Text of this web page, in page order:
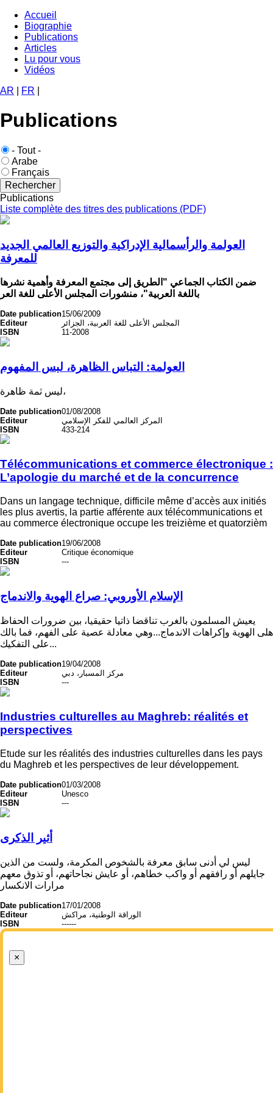
Aller
contenu
principal
Navigation
principale
Accueil
Biographie
Publications
Articles
Lu pour vous
Vidéos
AR
FR
Publications
Langue
publication
- Tout -
Arabe
Français
Publications
Liste complète des titres des publications (PDF)
العولمة والرأسمالية الإدراكية والتوزيع العالمي الجديد
للمعرفة
ضمن الكتاب الجماعي "الطريق إلى مجتمع المعرفة وأهمية نشرها
باللغة العربية"، منشورات المجلس الأعلى للغة العر
Date publication15/06/2009
Editeur
المجلس الأعلى للغة العربية، الجزائر
ISBN
11-2008
العولمة: التباس الظاهرة، لبس المفهوم
ليس ثمة ظاهرة،
Date publication01/08/2008
Editeur
المركز العالمي للفكر الإسلامي
ISBN
433-214
Télécommunications et commerce électronique :
L’apologie du marché et de la concurrence
Dans un langage technique, difficile même d’accès aux initiés
les plus avertis, la partie afférente aux télécommunications et
au commerce électronique occupe les treizième et quatorzièm
Date publication19/06/2008
Editeur
Critique économique
ISBN
---
الإسلام الأوروبي: صراع الهوية والاندماج
يعيش المسلمون بالغرب تناقضا ذاتيا حقيقيا، بين ضرورات الحفاظ
هلى الهوية وإكراهات الاندماج...وهي معادلة عصية على الفهم، فما بالك
على التفكيك...
Date publication19/04/2008
Editeur
مركز المسبار، دبي
ISBN
---
Industries culturelles au Maghreb: réalités et
perspectives
Etude sur les réalités des industries culturelles dans les pays
du Maghreb et les perspectives de leur développement.
Date publication01/03/2008
Editeur
Unesco
ISBN
---
أثير الذكرى
ليس لي أدنى سابق معرفة بالشخوص المكرمة، ولست من الذين
جايلهم أو رافقهم أو واكب خطاهم، أو عايش نجاحاتهم، أو تذوق معهم
مرارات الانكسار
Date publication17/01/2008
Editeur
الوراقة الوطنية، مراكش
ISBN
------
×